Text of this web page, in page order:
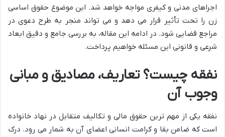
اجراهای مدنی و کیفری مواجه خواهد شد. این موضوع حقوق اساسی
زن را تحت تأثیر قرار می دهد و می تواند منجر به طرح دعوی در
مراجع قضایی شود. در ادامه این مقاله، به بررسی جامع و دقیق ابعاد
شرعی و قانونی این مسئله خواهیم پرداخت.
نفقه چیست؟ تعاریف، مصادیق و مبانی
وجوب آن
نفقه یکی از مهم ترین حقوق مالی و تکالیف متقابل در نهاد خانواده
است که ضامن بقا و کرامت انسانی اعضای آن به شمار می رود. درک